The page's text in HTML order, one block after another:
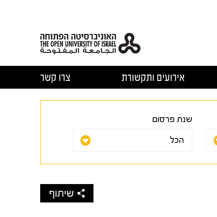
אירועים ותקשורת צרו קשר
שנת פרסום
שיתוף